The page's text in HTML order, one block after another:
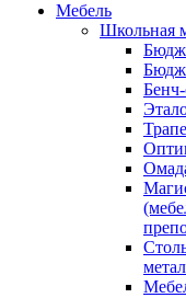
Мебель
Школьная